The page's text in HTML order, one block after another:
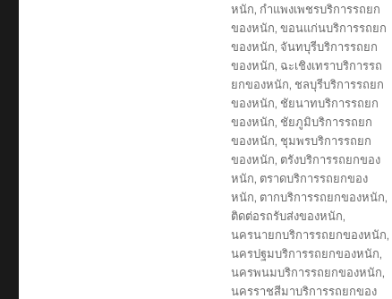
หนัก, กำแพงเพชรบริการรถยก
ของหนัก, ขอนแก่นบริการรถยก
ของหนัก, จันทบุรีบริการรถยก
ของหนัก, ฉะเชิงเทราบริการรถ
ยกของหนัก, ชลบุรีบริการรถยก
ของหนัก, ชัยนาทบริการรถยก
ของหนัก, ชัยภูมิบริการรถยก
ของหนัก, ชุมพรบริการรถยก
ของหนัก, ตรังบริการรถยกของ
หนัก, ตราดบริการรถยกของ
หนัก, ตากบริการรถยกของหนัก,
ติดต่อรถรับส่งของหนัก,
นครนายกบริการรถยกของหนัก,
นครปฐมบริการรถยกของหนัก,
นครพนมบริการรถยกของหนัก,
นครราชสีมาบริการรถยกของ